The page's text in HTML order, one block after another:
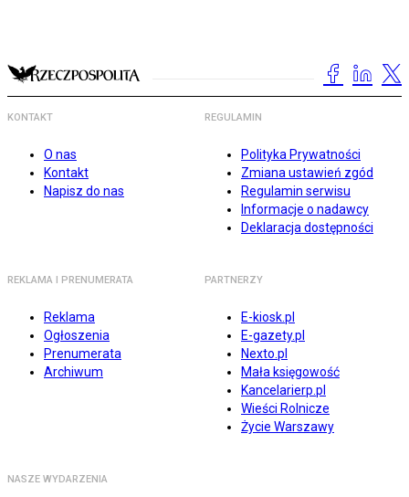
KONTAKT
O nas
Kontakt
Napisz do nas
REGULAMIN
Polityka Prywatności
Zmiana ustawień zgód
Regulamin serwisu
Informacje o nadawcy
Deklaracja dostępności
REKLAMA I PRENUMERATA
Reklama
Ogłoszenia
Prenumerata
Archiwum
PARTNERZY
E-kiosk.pl
E-gazety.pl
Nexto.pl
Mała księgowość
Kancelarierp.pl
Wieści Rolnicze
Życie Warszawy
NASZE WYDARZENIA